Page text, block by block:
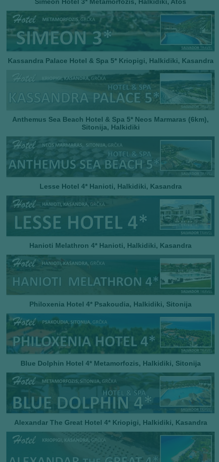
Simeon Hotel 3* Metamorfozis, Halkidiki, Atos
Kassandra Palace Hotel & Spa 5* Kriopigi, Halkidiki, Kasandra
Anthemus Sea Beach Hotel & Spa 5* Neos Marmaras (6km),
Sitonija, Halkidiki
Lesse Hotel 4* Hanioti, Halkidiki, Kasandra
Hanioti Melathron 4* Hanioti, Halkidiki, Kasandra
Philoxenia Hotel 4* Psakoudia, Halkidiki, Sitonija
Blue Dolphin Hotel 4* Metamorfozis, Halkidiki, Sitonija
Alexandar The Great Hotel 4* Kriopigi, Halkidiki, Kasandra